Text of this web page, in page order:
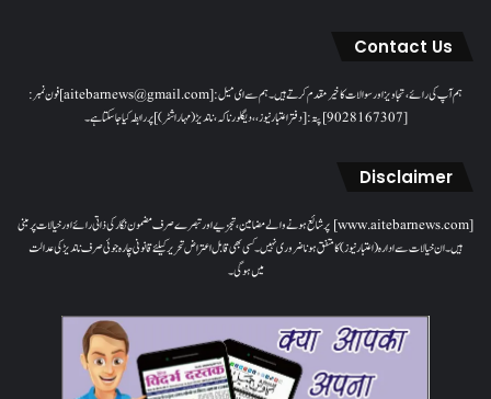
Contact Us
ہم آپ کی رائے، تجاویز اور سوالات کا خیرمقدم کرتے ہیں۔ ہم سےای میل: [aitebarnews@gmail.com]فون نمبر:
[9028167307]پتہ: [دفتر اعتبار نیوز، ، دیگلور ناکہ، ناندیڑ(مہاراشٹر) ] پر رابطہ کیا جاسکتا ہے۔
Disclaimer
[www.aitebarnews.com] پر شائع ہونے والے مضامین، تجزیے اور تبصرے صرف مضمون نگار کی ذاتی رائے اور خیالات پر مبنی
ہیں۔ ان خیالات سے ادارہ (اعتبار نیوز) کا متفق ہونا ضروری نہیں۔ کسی بھی قابل اعتراض تحریر کیلئے قانونی چارہ جوئی صرف ناندیڑ کی عدالت
میں ہوگی۔